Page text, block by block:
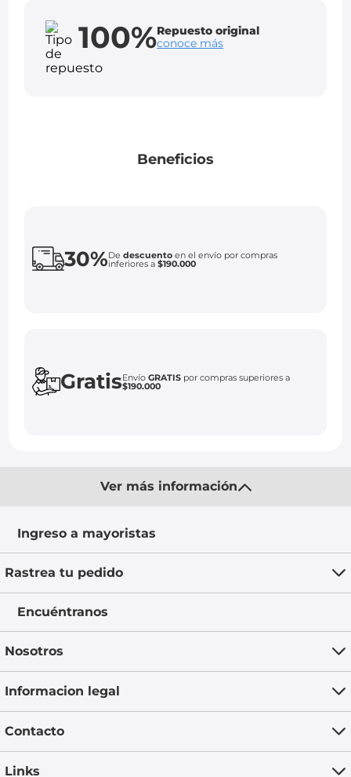
100%Repuesto original
conoce más
Beneficios
30%Dedescuento en el envío por compras
inferiores a$190.000
GratisEnvíoGRATIS por compras superiores a
$190.000
Ver más información
Ingreso a mayoristas
Rastrea tu pedido
Encuéntranos
Nosotros
Informacion legal
Contacto
Links